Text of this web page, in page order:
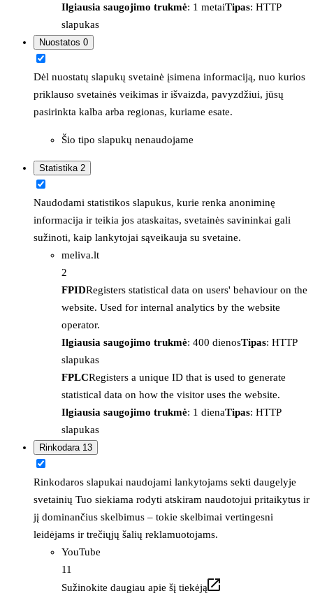
Ilgiausia saugojimo trukmė: 1 metaiTipas: HTTP
slapukas
Nuostatos 0
Dėl nuostatų slapukų svetainė įsimena informaciją, nuo kurios
priklauso svetainės veikimas ir išvaizda, pavyzdžiui, jūsų
pasirinkta kalba arba regionas, kuriame esate.
Šio tipo slapukų nenaudojame
Statistika 2
Naudodami statistikos slapukus, kurie renka anoniminę
informacija ir teikia jos ataskaitas, svetainės savininkai gali
sužinoti, kaip lankytojai sąveikauja su svetaine.
meliva.lt
2
FPIDRegisters statistical data on users' behaviour on the
website. Used for internal analytics by the website
operator.
Ilgiausia saugojimo trukmė: 400 dienosTipas: HTTP
slapukas
FPLCRegisters a unique ID that is used to generate
statistical data on how the visitor uses the website.
Ilgiausia saugojimo trukmė: 1 dienaTipas: HTTP
slapukas
Rinkodara 13
Rinkodaros slapukai naudojami lankytojams sekti daugelyje
svetainių Tuo siekiama rodyti atskiram naudotojui pritaikytus ir
jį dominančius skelbimus – tokie skelbimai vertingesni
leidėjams ir trečiųjų šalių reklamuotojams.
YouTube
11
Sužinokite daugiau apie šį tiekėją